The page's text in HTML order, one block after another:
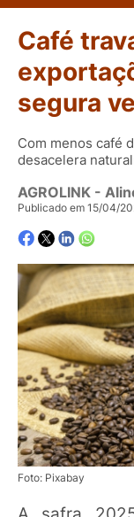
Café
segura
Com menos café
desacelera
AGROLINK -
Publicado em 15/04/
Foto: Pixabay